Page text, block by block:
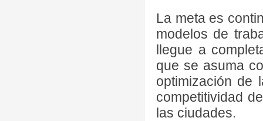
La meta es
modelos de
llegue a
que se asuma
optimización de
competitividad
las ciudades.